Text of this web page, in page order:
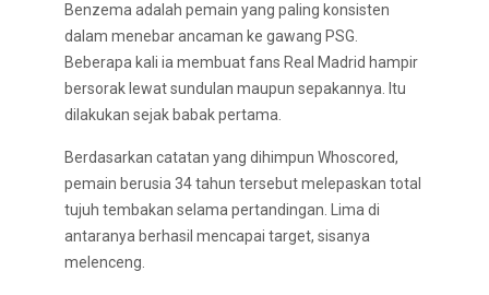
Benzema adalah pemain yang paling konsisten
dalam menebar ancaman ke gawang PSG.
Beberapa kali ia membuat fans Real Madrid hampir
bersorak lewat sundulan maupun sepakannya. Itu
dilakukan sejak babak pertama.
Berdasarkan catatan yang dihimpun Whoscored,
pemain berusia 34 tahun tersebut melepaskan total
tujuh tembakan selama pertandingan. Lima di
antaranya berhasil mencapai target, sisanya
melenceng.